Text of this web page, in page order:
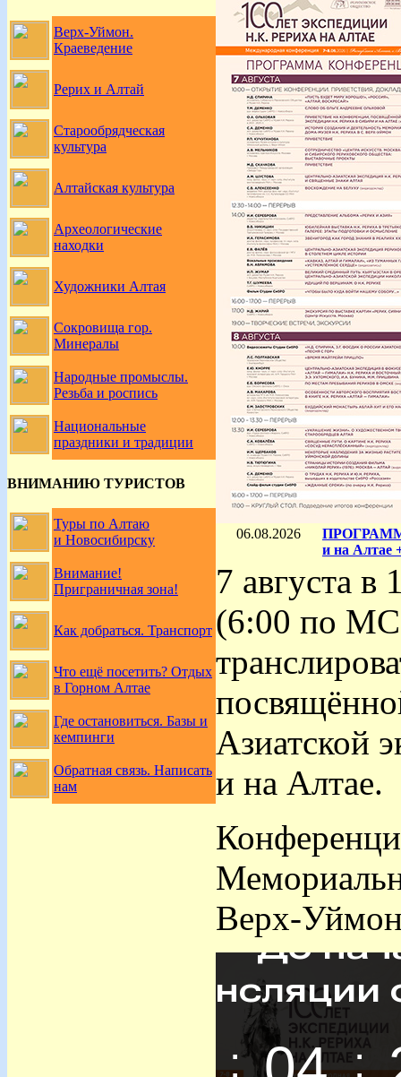
Верх-Уймон.
Краеведение
Рерих и Алтай
Старообрядческая
культура
Алтайская культура
Археологические
находки
Художники Алтая
Сокровища гор.
Минералы
Народные промыслы.
Резьба и роспись
Национальные
праздники и традиции
ВНИМАНИЮ ТУРИСТОВ
Туры по Алтаю
и Новосибирску
Внимание!
Приграничная зона!
Как добраться. Транспорт
Что ещё посетить? Отдых
в Горном Алтае
Где остановиться. Базы и
кемпинги
Обратная связь. Написать
нам
06.08.2026
ПРОГРАММА
и на
7 августа
(6:00 по
Азиатской
и на Алтае.
Верх-